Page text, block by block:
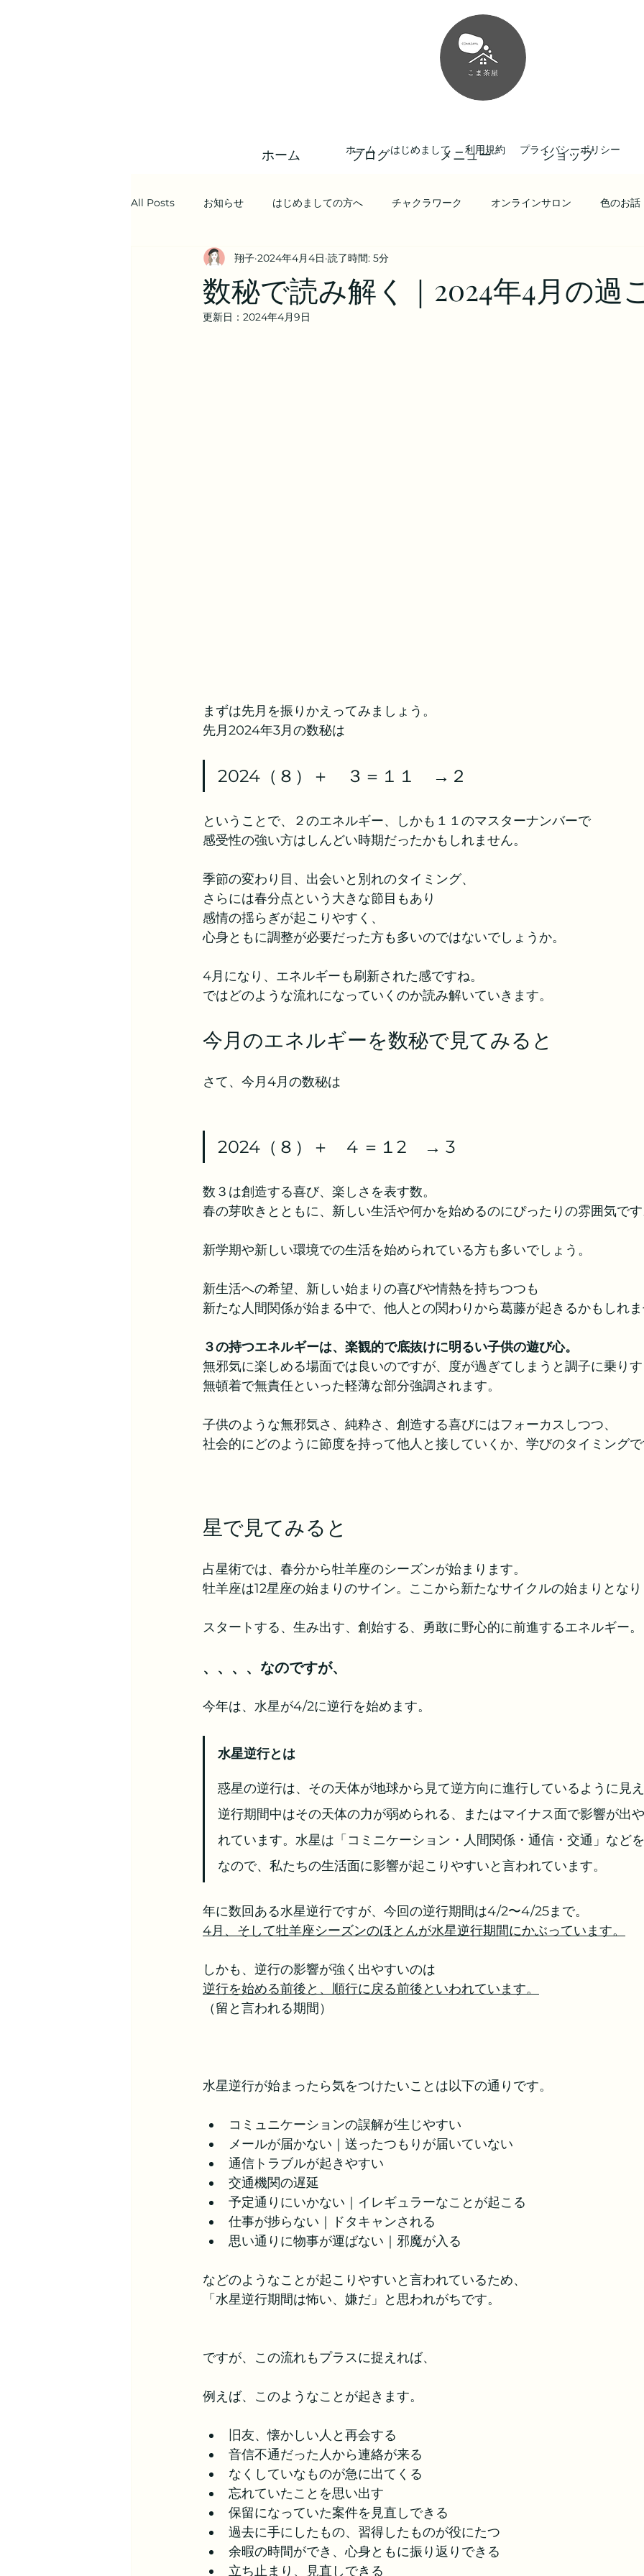
ホーム ブログ メニュー ショップ
All Posts お知らせ はじめましての方へ チャクラワーク オンラインサロン 色のお話
数秘で読み解く｜2024年4月の過
翔子 2024年4月4日 読了時間: 5分
更新日： 2024年4月9日
まずは先月を振りかえってみましょう。
先月2024年3月の数秘は
2024（８）＋　３＝１１　→２
ということで、２のエネルギー、しかも１１のマスターナンバーで
感受性の強い方はしんどい時期だったかもしれません。
季節の変わり目、出会いと別れのタイミング、
さらには春分点という大きな節目もあり
感情の揺らぎが起こりやすく、
心身ともに調整が必要だった方も多いのではないでしょうか。
4月になり、エネルギーも刷新された感ですね。
ではどのような流れになっていくのか読み解いていきます。
今月のエネルギーを数秘で見てみると
さて、今月4月の数秘は
2024（８）＋　4 ＝１2　→ 3
数３は創造する喜び、楽しさを表す数。
春の芽吹きとともに、新しい生活や何かを始めるのにぴったりの雰囲気で
新学期や新しい環境での生活を始められている方も多いでしょう。
新生活への希望、新しい始まりの喜びや情熱を持ちつつも
新たな人間関係が始まる中で、他人との関わりから葛藤が起きるかもしれ
３の持つエネルギーは、楽観的で底抜けに明るい子供の遊び心。
無邪気に楽しめる場面では良いのですが、度が過ぎてしまうと調子に乗り
無頓着で無責任といった軽薄な部分強調されます。
子供のような無邪気さ、純粋さ、創造する喜びにはフォーカスしつつ、
社会的にどのように節度を持って他人と接していくか、学びのタイミング
星で見てみると
占星術では、春分から牡羊座のシーズンが始まります。
牡羊座は12星座の始まりのサイン。ここから新たなサイクルの始まりとな
スタートする、生み出す、創始する、勇敢に野心的に前進するエネルギー。
、、、、なのですが、
今年は、水星が4/2に逆行を始めます。
水星逆行とは
惑星の逆行は、その天体が地球から見て逆方向に進行しているように見
逆行期間中はその天体の力が弱められる、またはマイナス面で影響が出
れています。水星は「コミニケーション・人間関係・通信・交通」など
なので、私たちの生活面に影響が起こりやすいと言われています。
年に数回ある水星逆行ですが、今回の逆行期間は4/2〜4/25まで。
4月、そして牡羊座シーズンのほとんが水星逆行期間にかぶっています。
しかも、逆行の影響が強く出やすいのは
逆行を始める前後と、順行に戻る前後といわれています。
（留と言われる期間）
水星逆行が始まったら気をつけたいことは以下の通りです。
コミュニケーションの誤解が生じやすい
メールが届かない｜送ったつもりが届いていない
通信トラブルが起きやすい
交通機関の遅延
予定通りにいかない｜イレギュラーなことが起こる
仕事が捗らない｜ドタキャンされる
思い通りに物事が運ばない｜邪魔が入る
などのようなことが起こりやすいと言われているため、
「水星逆行期間は怖い、嫌だ」と思われがちです。
ですが、この流れもプラスに捉えれば、
例えば、このようなことが起きます。
旧友、懐かしい人と再会する
音信不通だった人から連絡が来る
なくしていなものが急に出てくる
忘れていたことを思い出す
保留になっていた案件を見直しできる
過去に手にしたもの、習得したものが役にたつ
余暇の時間ができ、心身ともに振り返りできる
立ち止まり、見直しできる
ホーム はじめまして 利用規約 プライバシーポリシー